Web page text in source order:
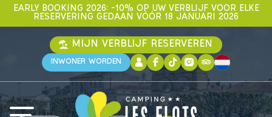
EARLY BOOKING 2026: –10% OP UW VERBLIJF VOOR ELKE
RESERVERING GEDAAN VÓÓR 18 JANUARI 2026
MIJN VERBLIJF RESERVEREN
INWONER WORDEN